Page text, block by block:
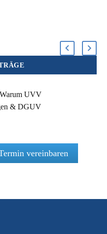
UVV
& DGUV
vereinbaren